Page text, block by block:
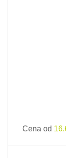
Cena od